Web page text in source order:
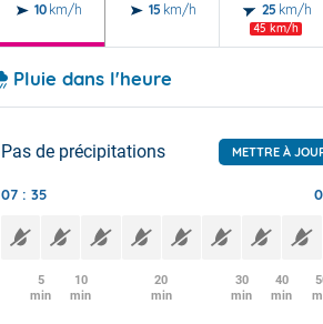
10 km/h 15 km/h 25 km/h
45 km/h
Pluie dans l'heure
Pas de précipitations METTRE À
07 : 35
5
min
10
min
20
min
30
min
40
min